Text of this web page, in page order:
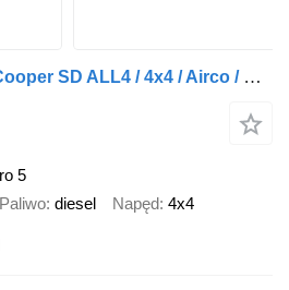
Mini Countryman 2.0 Cooper SD ALL4 / 4x4 / Airco / Navi / Special / A
5
Paliwo diesel Napęd 4x4